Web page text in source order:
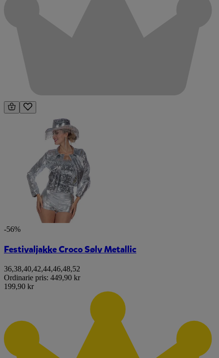
-56%
Festivaljakke Croco Sølv Metallic
36,38,40,42,44,46,48,52
Ordinarie pris: 449,90 kr
199,90 kr